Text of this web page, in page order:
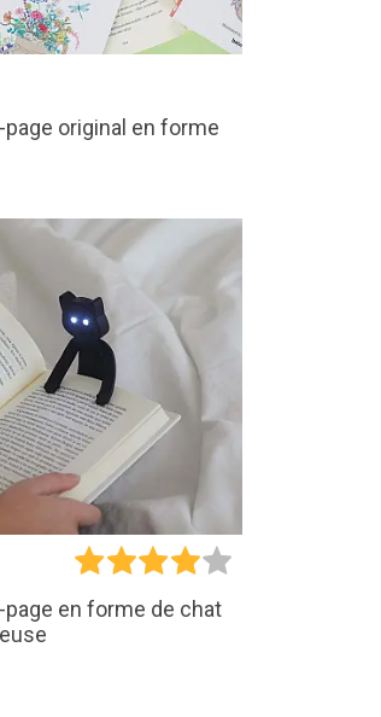
page original en forme
page en forme de chat